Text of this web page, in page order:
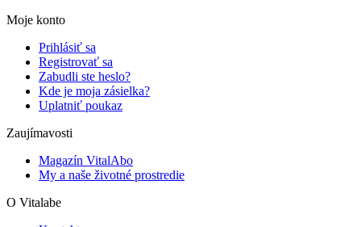
Moje konto
Prihlásiť sa
Registrovať sa
Zabudli ste heslo?
Kde je moja zásielka?
Uplatniť poukaz
Zaujímavosti
Magazín VitalAbo
My a naše životné prostredie
O Vitalabe